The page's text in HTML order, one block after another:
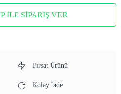
İLE SİPARİŞ VER
Fırsat Ürünü
Kolay İade